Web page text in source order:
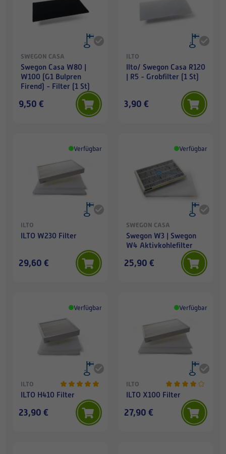
SWEGON CASA
Swegon Casa W80 |
W100 (G1 Bulpren
Firend) - Filter (1 St)
9,50 €
ILTO
Ilto/ Swegon Casa R120
| R5 - Grobfilter (1 St)
3,90 €
Verfügbar
ILTO
ILTO W230 Filter
29,60 €
Verfügbar
SWEGON CASA
Swegon W3 | Swegon
W4 Aktivkohlefilter
25,90 €
Verfügbar
ILTO
ILTO H410 Filter
23,90 €
Verfügbar
ILTO
ILTO X100 Filter
27,90 €